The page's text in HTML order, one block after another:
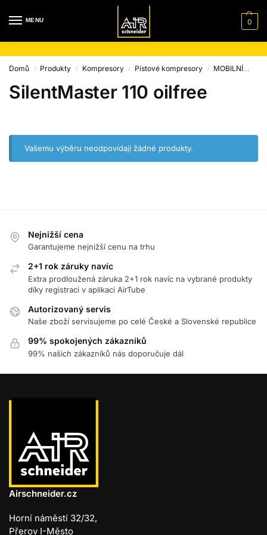
MENU 0
Domů / Produkty / Kompresory / Pístové kompresory / MOBILNÍ
SilentMaster 110 oilfree
Vašemu výběru neodpovídají žádné produkty.
Nejnižší cena
Garantujeme nejnižší cenu na trhu
2+1 rok záruky navíc
Extra prodloužená záruka 2+1 rok navíc na vybrané produkty
díky registraci v aplikaci AirTube
Autorizovaný servis
Naše zboží servisujeme po celé České a Slovenské republice
99% spokojených zákazníků
99% našich zákazníků nás doporučuje dál
Airschneider.cz
Horní náměstí 32/32,
Přerov I-Město